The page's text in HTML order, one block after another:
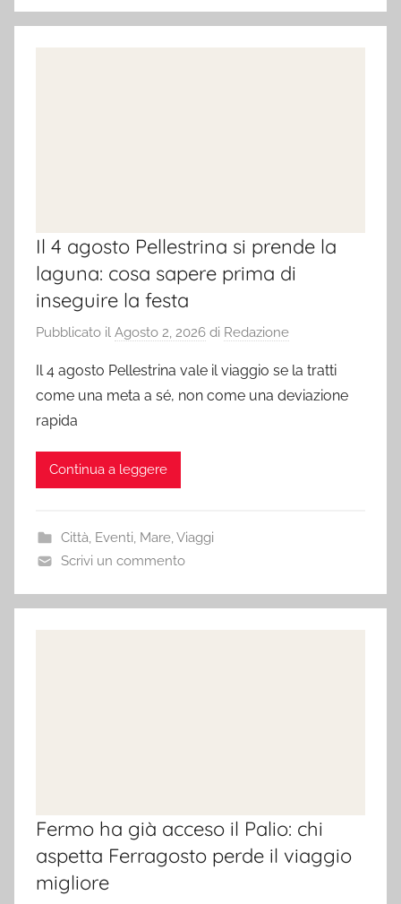
Il 4 agosto Pellestrina si prende la
laguna: cosa sapere prima di
inseguire la festa
Pubblicato il Agosto 2, 2026 di Redazione
Il 4 agosto Pellestrina vale il viaggio se la tratti
come una meta a sé, non come una deviazione
rapida
Continua a leggere
Città, Eventi, Mare,Viaggi
Scrivi un commento
Fermo ha già acceso il Palio: chi
aspetta Ferragosto perde il viaggio
migliore